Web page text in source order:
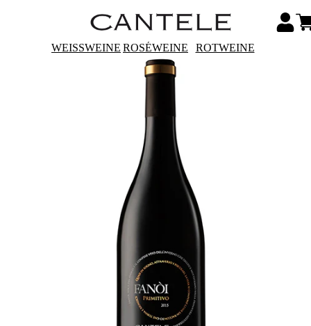
WEISSWEINE ROSÉWEINE ROTWEINE